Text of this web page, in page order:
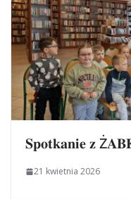
𝐒𝐩𝐨𝐭𝐤𝐚𝐧𝐢𝐞 𝐳
21 kwietnia 2026